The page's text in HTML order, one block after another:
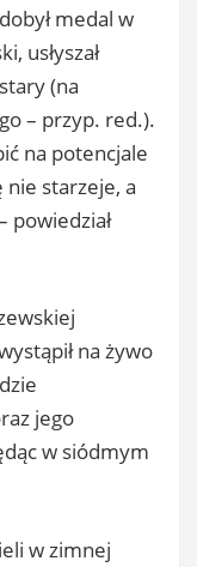
medal w
usłyszał
(na
– przyp. red.).
na potencjale
starzeje, a
powiedział
na żywo
jego
w siódmym
w zimnej